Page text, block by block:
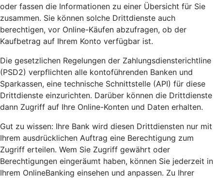
oder fassen die Informationen zu einer Übersicht für Sie
zusammen. Sie können solche Drittdienste auch
berechtigen, vor Online-Käufen abzufragen, ob der
Kaufbetrag auf Ihrem Konto verfügbar ist.
Die gesetzlichen Regelungen der Zahlungsdiensterichtline
(PSD2) verpflichten alle kontoführenden Banken und
Sparkassen, eine technische Schnittstelle (API) für diese
Drittdienste einzurichten. Darüber können die Drittdienste
dann Zugriff auf Ihre Online-Konten und Daten erhalten.
Gut zu wissen: Ihre Bank wird diesen Drittdiensten nur mit
Ihrem ausdrücklichen Auftrag eine Berechtigung zum
Zugriff erteilen. Wem Sie Zugriff gewährt oder
Berechtigungen eingeräumt haben, können Sie jederzeit in
Ihrem OnlineBanking einsehen und anpassen. Zu Ihrer